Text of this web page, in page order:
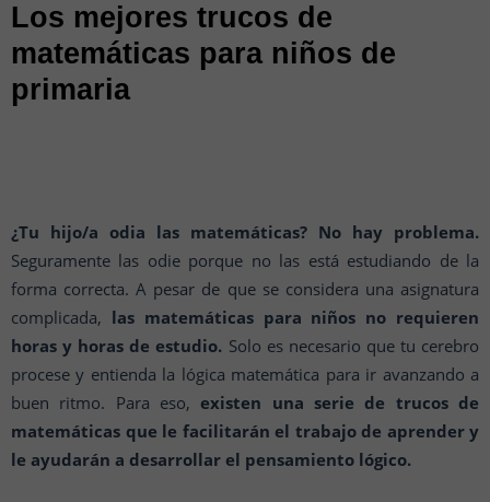
Los mejores trucos de
matemáticas para niños de
primaria
¿Tu hijo/a odia las matemáticas? No hay problema.
Seguramente las odie porque no las está estudiando de la
forma correcta. A pesar de que se considera una asignatura
complicada, las matemáticas para niños no requieren
horas y horas de estudio. Solo es necesario que tu cerebro
procese y entienda la lógica matemática para ir avanzando a
buen ritmo. Para eso, existen una serie de trucos de
matemáticas que le facilitarán el trabajo de aprender y
le ayudarán a desarrollar el pensamiento lógico.